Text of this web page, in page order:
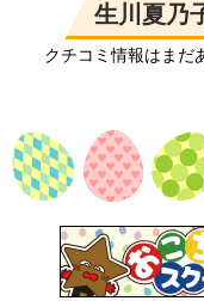
生川夏乃
クチコミ情報はまだ